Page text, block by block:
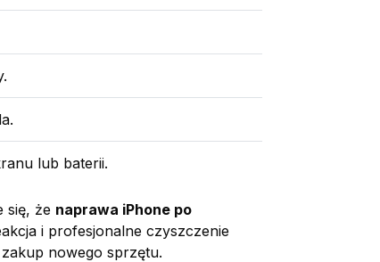
lub baterii.
się, że naprawa iPhone po
i profesjonalne czyszczenie
nowego sprzętu.